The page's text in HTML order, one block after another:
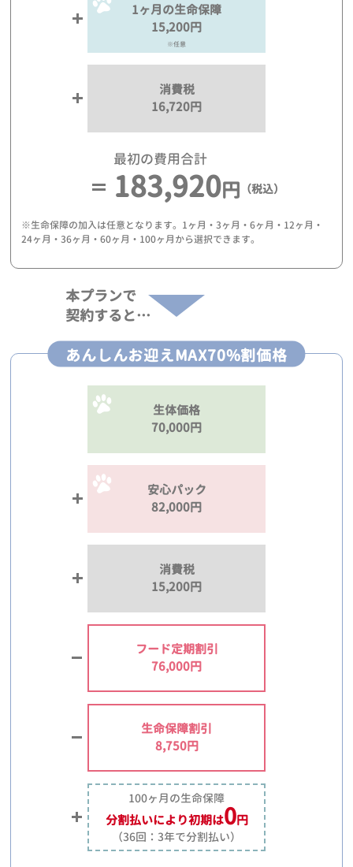
1ヶ月の生命保障
15,200円
※任意
消費税
16,720円
最初の費用合計
183,920円 （税込）
※生命保障の加入は任意となります。1ヶ月・3ヶ月・6ヶ月・12ヶ月・
24ヶ月・36ヶ月・60ヶ月・100ヶ月から選択できます。
本プランで
契約すると…
あんしんお迎えMAX70%割価格
生体価格
70,000円
安心パック
82,000円
消費税
15,200円
フード定期割引
76,000円
生命保障割引
8,750円
100ヶ月の生命保障
分割払いにより初期は0円
（36回：3年で分割払い）